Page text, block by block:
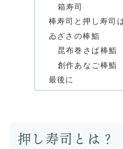
箱寿司
棒寿司と押し寿司
ゐざさの棒鮨
昆布巻さば棒鮨
創作あなご棒鮨
最後に
押し寿司とは？